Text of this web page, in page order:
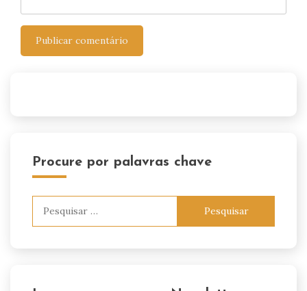
Procure por palavras chave